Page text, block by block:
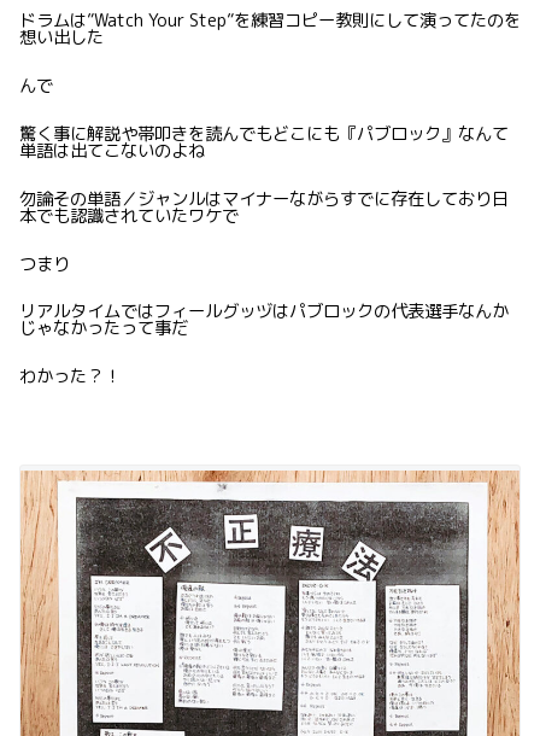
ドラムは”Watch Your Step”を練習コピー教則にして演ってたのを
想い出した
んで
驚く事に解説や帯叩きを読んでもどこにも『パブロック』なんて
単語は出てこないのよね
勿論その単語／ジャンルはマイナーながらすでに存在しており日
本でも認識されていたワケで
つまり
リアルタイムではフィールグッヅはパブロックの代表選手なんか
じゃなかったって事だ
わかった？！